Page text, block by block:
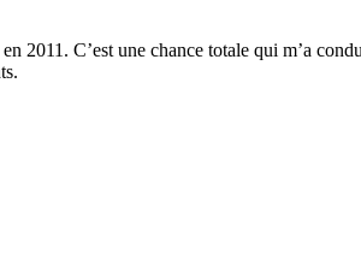
2011. C’est une chance totale qui m’a